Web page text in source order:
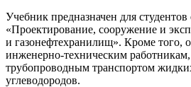
Учебник предназначен для студентов
«Проектирование, сооружение и
и газонефтехранилищ». Кроме того,
инженерно-техническим
трубопроводным транспортом
углеводородов.